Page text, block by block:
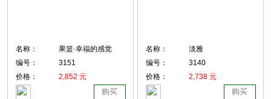
名称：
果篮·幸福的感觉
编号：
3151
价格：
2,852 元
购买
名称：
淡雅
编号：
3140
价格：
2,738 元
购买